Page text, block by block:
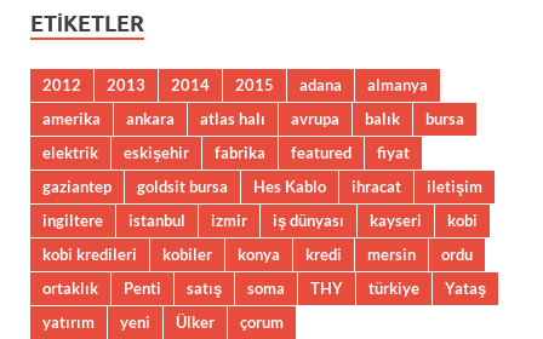
ETIKETLER
2012 2013 2014 2015 adana
almanya
amerika
ankara atlas halı avrupa balık
bursa
elektrik
eskişehir fabrika featured
fiyat
gaziantep
goldsit bursa Hes Kablo ihracat
iletişim
ingiltere
istanbul izmir iş dünyası kayseri
kobi
kobi kredileri
kobiler konya kredi mersin
ordu
ortaklık
Penti satış soma THY türkiye
Yataş
yatırım
yeni Ülker çorum